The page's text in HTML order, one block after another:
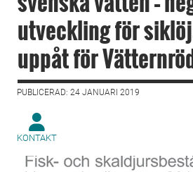
utveckling för
uppåt för
PUBLICERAD: 24 JANUARI 2019
KONTAKT